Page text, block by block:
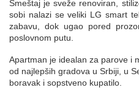
Smeštaj je sveže renoviran,
sobi nalazi se veliki LG smart
zabavu, dok ugao pored
poslovnom putu.
Apartman je idealan za parove i
od najlepših gradova u Srbiji, u
boravak i sopstveno kupatilo.